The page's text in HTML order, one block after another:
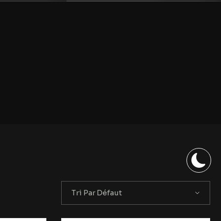
Tri Par Défaut